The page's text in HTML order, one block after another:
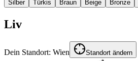
Silber
Türkis Braun Beige Bronze
Liv
Dein Standort: Wien Standort ändern